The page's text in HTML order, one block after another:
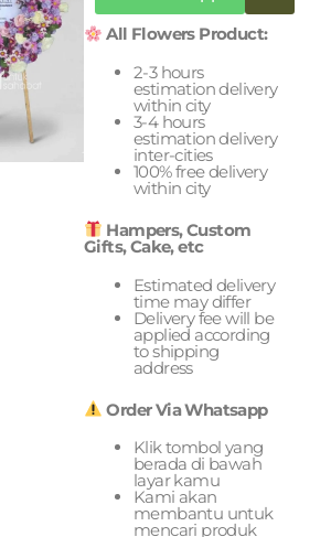
All Flowers Product:
2-3 hours
estimation delivery
within city
3-4 hours
estimation delivery
inter-cities
100% free delivery
within city
Hampers, Custom
Gifts, Cake, etc
Estimated delivery
time may differ
Delivery fee will be
applied according
to shipping
address
Order Via Whatsapp
Klik tombol yang
berada di bawah
layar kamu
Kami akan
membantu untuk
mencari produk